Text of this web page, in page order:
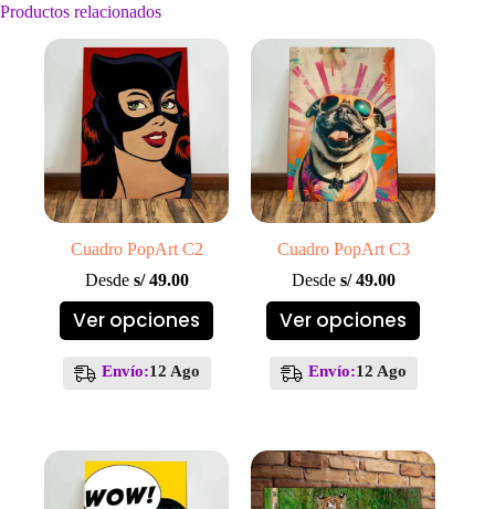
Productos relacionados
Cuadro PopArt C2
Desde s/49.00
Ver opciones
Este
producto
múltiples
se
pueden
elegir
Envío:12 Ago
Cuadro PopArt C3
Desde s/49.00
Ver opciones
Este
producto
múltiples
se
pueden
elegir
Envío:12 Ago